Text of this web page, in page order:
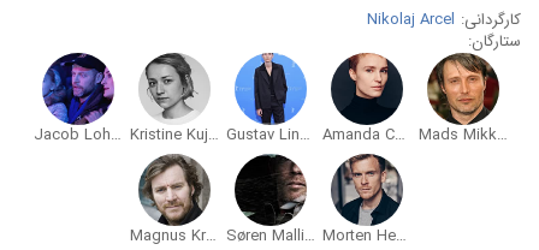
کارگردانی: Nikolaj Arcel
ستارگان:
Mads Mikkelsen
Amanda Collin
Gustav Lindh
Kristine Kujath Thorp
Jacob Lohmann
Morten Hee Andersen
Søren Malling
Magnus Krepper